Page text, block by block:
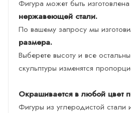
Фигура может быть
нержавеющей стали.
По вашему запросу мы
размера.
Выберете высоту и все
скульптуры изменятся
Окрашивается в любой цвет
Фигуры из углеродистой стали